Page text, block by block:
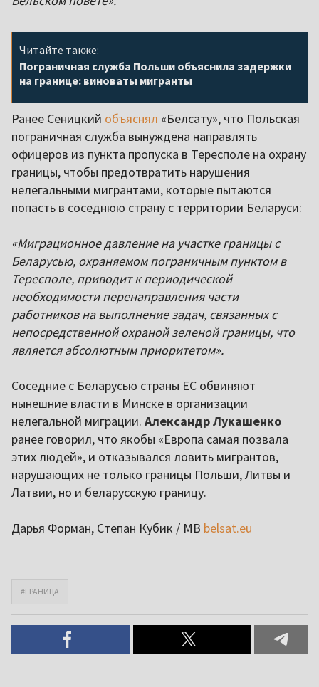
Читайте также:
Пограничная служба Польши объяснила задержки
на границе: виноваты мигранты
Ранее Сеницкий объяснял «Белсату», что Польская
пограничная служба вынуждена направлять
офицеров из пункта пропуска в Тересполе на охрану
границы, чтобы предотвратить нарушения
нелегальными мигрантами, которые пытаются
попасть в соседнюю страну с территории Беларуси:
«Миграционное давление на участке границы с
Беларусью, охраняемом пограничным пунктом в
Тересполе, приводит к периодической
необходимости перенаправления части
работников на выполнение задач, связанных с
непосредственной охраной зеленой границы, что
является абсолютным приоритетом».
Соседние с Беларусью страны ЕС обвиняют
нынешние власти в Минске в организации
нелегальной миграции. Александр Лукашенко
ранее говорил, что якобы «Европа самая позвала
этих людей», и отказывался ловить мигрантов,
нарушающих не только границы Польши, Литвы и
Латвии, но и беларусскую границу.
Дарья Форман, Степан Кубик / МВ belsat.eu
#ГРАНИЦА